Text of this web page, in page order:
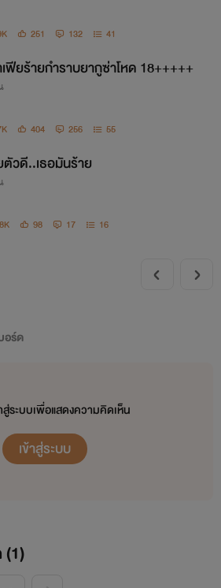
เรื่องที่อัพอยู่
251 132 41
มาเฟียร้ายกำราบยากูซ่าโหด 18+++++
404 256 55
วดี..เธอมันร้าย
98 17 16
ร์ด
ระบบเพื่อแสดงความคิดเห็น
เข้าสู่ระบบ
(1)